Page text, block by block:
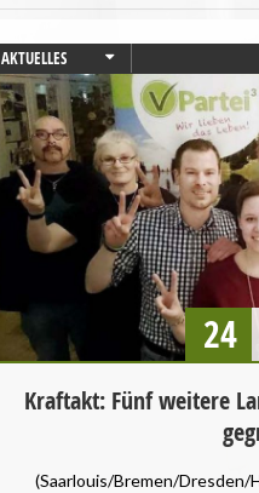
AKTUELLES
BRANDENBURG
BREMEN
HAMBURG
LANDESVERBÄNDE
SAARLAND
SACHSEN
24
Kraftakt: Fünf weitere
(Saarlouis/Bremen/Dresden/